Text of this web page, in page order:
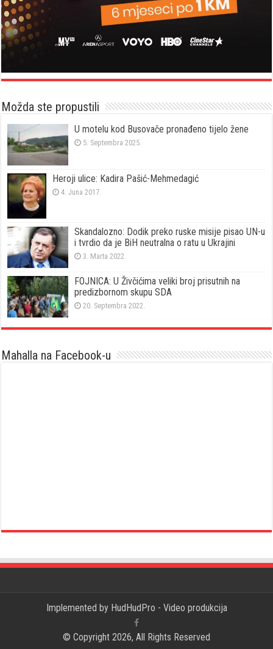
Možda ste propustili
U motelu kod Busovače pronađeno tijelo žene
5. Septembra 2025.
Heroji ulice: Kadira Pašić-Mehmedagić
4. Juna 2017.
Skandalozno: Dodik preko ruske misije pisao UN-u
i tvrdio da je BiH neutralna o ratu u Ukrajini
3. Marta 2022.
FOJNICA: U Živčićima veliki broj prisutnih na
predizbornom skupu SDA
20. Septembra 2022.
Mahalla na Facebook-u
Implemented by HudHudPro - Video produkcija
© Copyright 2026, All Rights Reserved